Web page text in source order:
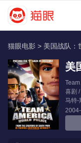
猫眼电影 > 美国战队：
美
喜剧
马特-